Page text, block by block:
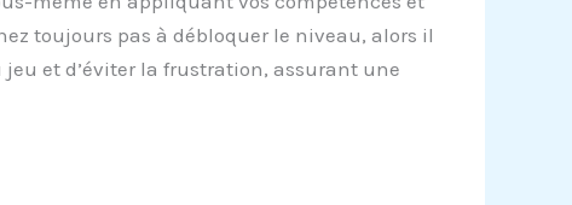
toujours pas à débloquer le niveau, alors il
et d’éviter la frustration, assurant une